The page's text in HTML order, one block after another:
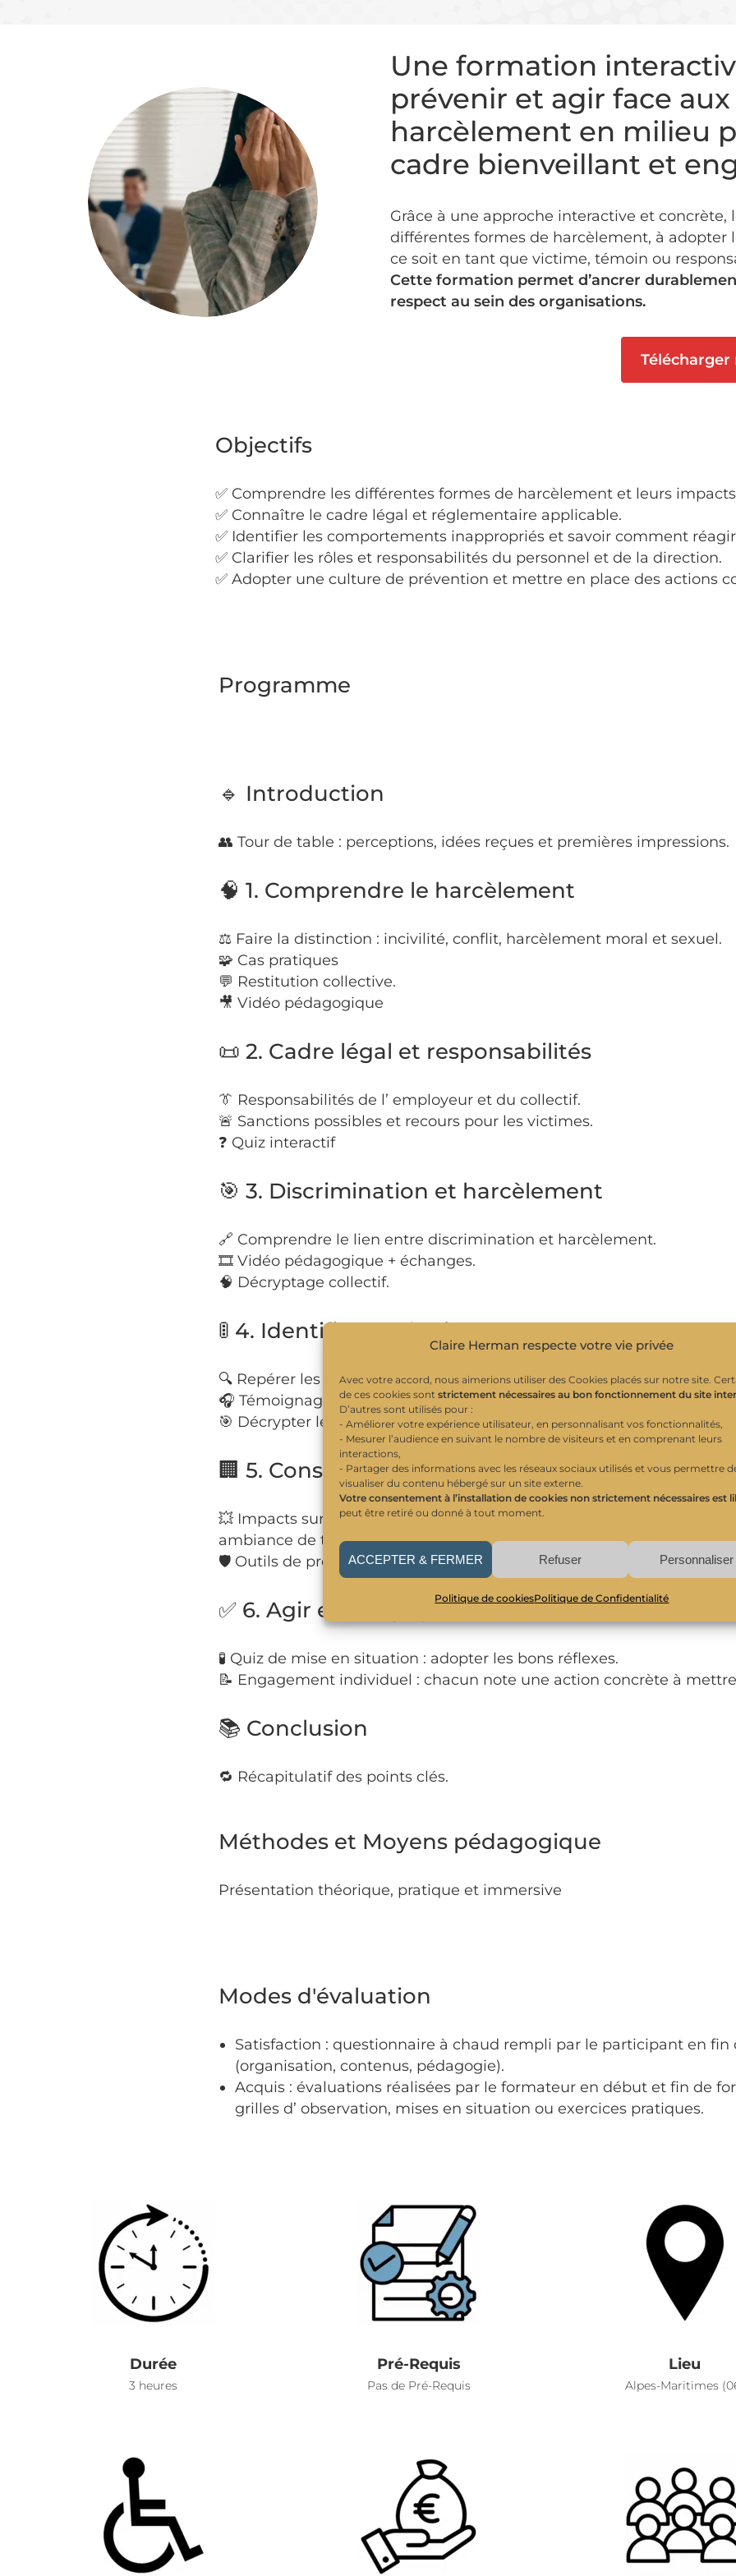
Claire Herman respecte votre vie privée
Avec votre accord, nous aimerions utiliser des Cookies placés sur notre site.
de ces cookies sont strictement nécessaires au bon fonctionnement du site
D’autres sont utilisés pour :
- Améliorer votre expérience utilisateur, en personnalisant vos fonctionnalités,
- Mesurer l’audience en suivant le nombre de visiteurs et en comprenant leurs
interactions,
- Partager des informations avec les réseaux sociaux utilisés et vous permettre
visualiser du contenu hébergé sur un site externe.
Votre consentement à l’installation de cookies non strictement nécessaires est
peut être retiré ou donné à tout moment.
ACCEPTER & FERMER Refuser Personnaliser
Politique de cookiesPolitique de Confidentialité
Une formation
prévenir et agir face
harcèlement en milieu
cadre bienveillant et
Grâce à une approche interactive et
différentes formes de harcèlement, à adopter
ce soit en tant que victime, témoin ou
Cette formation permet d’ancrer
respect au sein des organisations.
Télécharger
Objectifs
✅ Comprendre les différentes formes de harcèlement et leurs
✅ Connaître le cadre légal et réglementaire applicable.
✅ Identifier les comportements inappropriés et savoir comment
✅ Clarifier les rôles et responsabilités du personnel et de la direction.
✅ Adopter une culture de prévention et mettre en place des actions
Programme
🔹 Introduction
👥 Tour de table : perceptions, idées reçues et premières impressions.
🧠 1. Comprendre le harcèlement
⚖ Faire la distinction : incivilité, conflit, harcèlement moral et sexuel.
🧩 Cas pratiques
💬 Restitution collective.
🎥 Vidéo pédagogique
📜 2. Cadre légal et responsabilités
👔 Responsabilités de l’ employeur et du collectif.
🚨 Sanctions possibles et recours pour les victimes.
❓ Quiz interactif
🎯 3. Discrimination et harcèlement
🔗 Comprendre le lien entre discrimination et harcèlement.
🎞 Vidéo pédagogique + échanges.
🧠 Décryptage collectif.
🚦 4. Identifier et réagir
🔍 Repérer les signaux d’alerte.
🎧 Témoignage inspirant.
🎯 Décrypter les stratégies d’un harceleur.
🏢 5. Conséquences et prévention
💥 Impacts sur la santé, la motivation, l’
ambiance de travail et la performance.
🛡 Outils de prévention et procédures internes de signalement.
✅ 6. Agir et s’engager
🧪 Quiz de mise en situation : adopter les bons réflexes.
📝 Engagement individuel : chacun note une action concrète à
📚 Conclusion
🔁 Récapitulatif des points clés.
Méthodes et Moyens pédagogique
Présentation théorique, pratique et immersive
Modes d'évaluation
Satisfaction : questionnaire à chaud rempli par le participant en fin
(organisation, contenus, pédagogie).
Acquis : évaluations réalisées par le formateur en début et fin de
grilles d’ observation, mises en situation ou exercices pratiques.
Durée
3 heures
Pré-Requis
Pas de Pré-Requis
Lieu
Alpes-Maritimes